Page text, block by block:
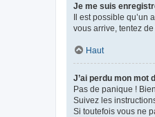
Je me suis
Il est possible qu’un
vous arrive, tentez
Haut
J’ai perdu mon mot
Pas de panique !
Suivez les
Si toutefois vous ne